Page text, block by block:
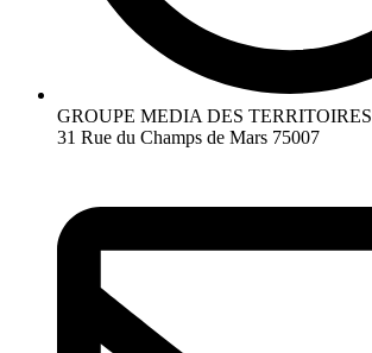
GROUPE MEDIA DES TERRITOIRES
31 Rue du Champs de Mars 75007